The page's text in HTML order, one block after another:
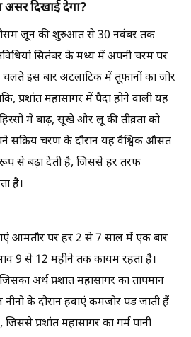
असर दिखाई देगा?
जून की शुरुआत से 30 नवंबर तक
सितंबर के मध्य में अपनी चरम पर
इस बार अटलांटिक में तूफानों का जोर
प्रशांत महासागर में पैदा होने वाली यह
में बाढ़, सूखे और लू की तीव्रता को
सक्रिय चरण के दौरान यह वैश्विक औसत
रूप से बढ़ा देती है, जिससे हर तरफ
है।
आमतौर पर हर 2 से 7 साल में एक बार
9 से 12 महीने तक कायम रहता है।
अर्थ प्रशांत महासागर का तापमान
के दौरान हवाएं कमजोर पड़ जाती हैं
प्रशांत महासागर का गर्म पानी